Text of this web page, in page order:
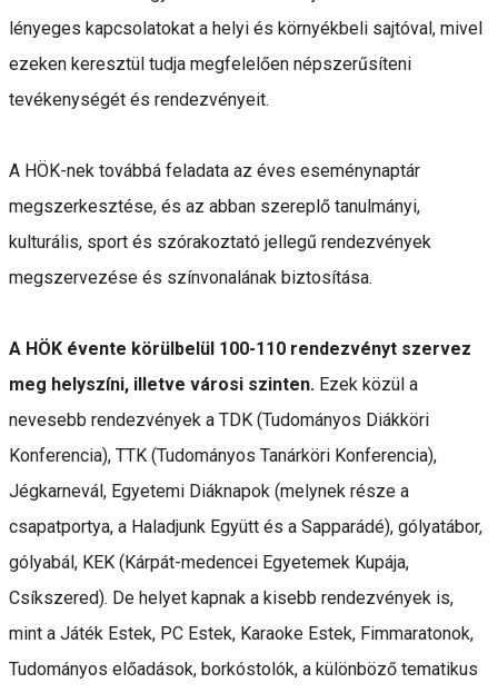
lényeges kapcsolatokat a helyi és környékbeli sajtóval, mivel
ezeken keresztül tudja megfelelően népszerűsíteni
tevékenységét és rendezvényeit.
A HÖK-nek továbbá feladata az éves eseménynaptár
megszerkesztése, és az abban szereplő tanulmányi,
kulturális, sport és szórakoztató jellegű rendezvények
megszervezése és színvonalának biztosítása.
A HÖK évente körülbelül 100-110 rendezvényt szervez
meg helyszíni, illetve városi szinten. Ezek közül a
nevesebb rendezvények a TDK (Tudományos Diákköri
Konferencia), TTK (Tudományos Tanárköri Konferencia),
Jégkarnevál, Egyetemi Diáknapok (melynek része a
csapatportya, a Haladjunk Együtt és a Sapparádé), gólyatábor,
gólyabál, KEK (Kárpát-medencei Egyetemek Kupája,
Csíkszered). De helyet kapnak a kisebb rendezvények is,
mint a Játék Estek, PC Estek, Karaoke Estek, Fimmaratonok,
Tudományos előadások, borkóstolók, a különböző tematikus